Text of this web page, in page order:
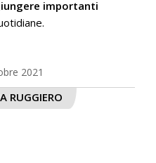
importanti
2021
RUGGIERO